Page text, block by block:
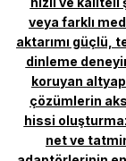
veya farklı
aktarımı güçlü,
dinleme
koruyan
çözümlerin
hissi
net ve